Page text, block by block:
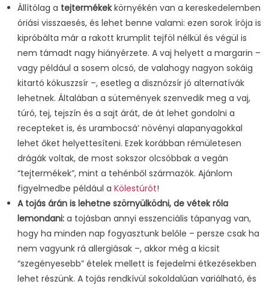
Állítólag a tejtermékekkörnyékén van a kereskedelemben
óriási visszaesés, és lehet benne valami: ezen sorok írója is
kipróbálta már a rakott krumplit tejföl nélkül és végül is
nem támadt nagy hiányérzete. A vaj helyett a margarin –
vagy például a sosem olcsó, de valahogy nagyon sokáig
kitartó kókuszzsír –, esetleg a disznózsír jó alternatívák
lehetnek. Általában a sütemények szenvedik meg a vaj,
túró, tej, tejszín és a sajt árát, de át lehet gondolni a
recepteket is, és urambocsá’ növényi alapanyagokkal
lehet őket helyettesíteni. Ezek korábban rémületesen
drágák voltak, de most sokszor olcsóbbak a vegán
“tejtermékek”, mint a tehénből származók. Ajánlom
figyelmedbe például a Kölestúrót!
A tojás árán is lehetne szörnyülködni, de vétek róla
lemondani:a tojásban annyi esszenciális tápanyag van,
hogy ha minden nap fogyasztunk belőle – persze csak ha
nem vagyunk rá allergiásak –, akkor még a kicsit
“szegényesebb” ételek mellett is fejedelmi étkezésekben
lehet részünk. A tojás rendkívül sokoldalúan variálható, és